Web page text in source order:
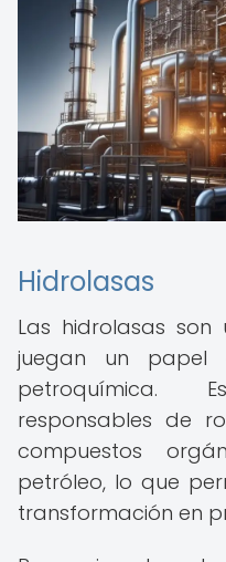
Hidrolasas
Las hidrolasas
juegan un papel
petroquímica.
responsables de
compuestos
petróleo, lo que
transformación en